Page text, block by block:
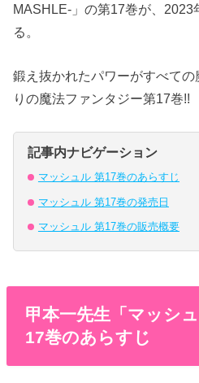
MASHLE-」の第17巻が、2023
る。
鍛え抜かれたパワーがすべて
りの魔法ファンタジー第17巻!!
記事内ナビゲーション
マッシュル 第17巻のあらすじ
マッシュル 第17巻の発売日
マッシュル 第17巻の販売概要
甲本一先生「マッシ
17巻のあらすじ